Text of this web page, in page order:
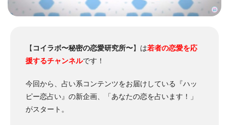
【 コイラボ〜秘密の恋愛研究所〜】は若者の恋愛を応
援するチャンネルです！
今回から、占い系コンテンツをお届けしている『ハッ
ピー恋占い』の新企画、「あなたの恋を占います！」
がスタート。